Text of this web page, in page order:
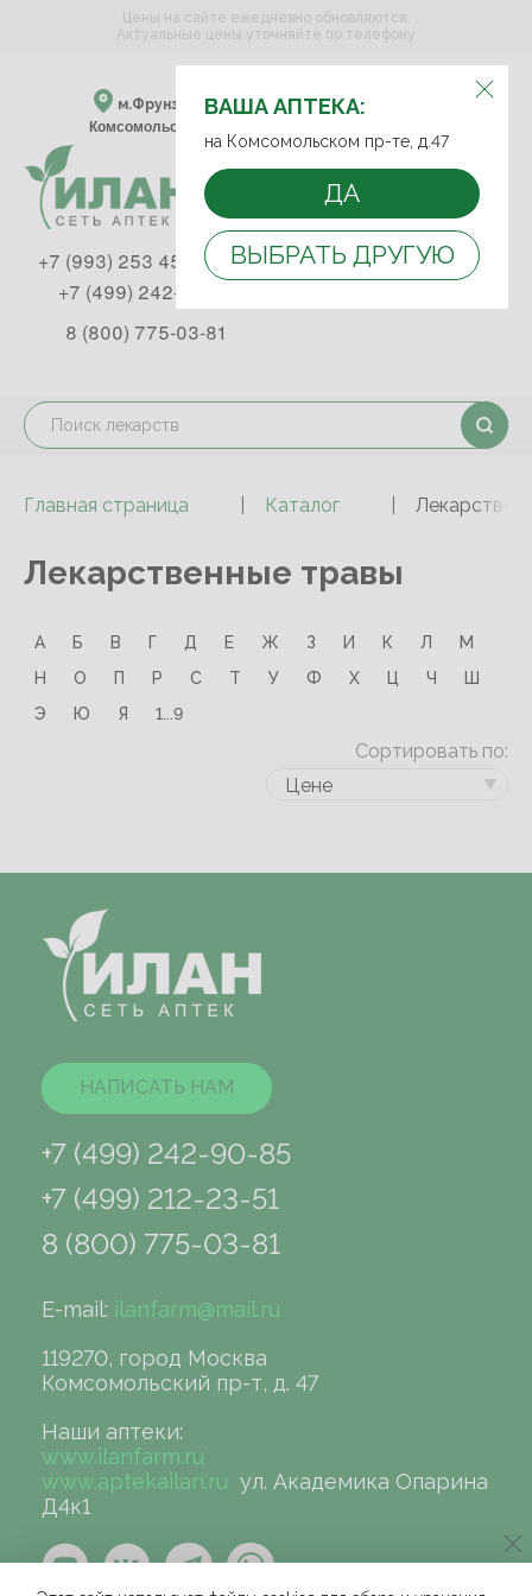
ВЫБЕРИТЕ АПТЕКУ:
м.Фрунзенская м.Спортивная
Комсомольский пр-т, д. 47
ВАША АПТЕКА:
на Комсомольском пр-те, д.47
ДА
ВЫБРАТЬ ДРУГУЮ
Цены на сайте ежедневно обновляются.
Актуальные цены уточняйте по телефону
+7 (993) 253 45 93
+7 (499) 242-90-85
8 (800) 775-03-81
Главная страница Каталог
Лекарственные травы
А Б В Г Д Е Ж З И К Л
М
Н
О П Р С Т У Ф Х Ц Ч
Ш
Э
Ю Я 1...9
Сортировать по:
Цене
НАПИСАТЬ НАМ
+7 (499) 242-90-85
+7 (499) 212-23-51
8 (800) 775-03-81
E-mail: ilanfarm@mail.ru
119270, город Москва
Комсомольский пр-т, д. 47
Наши аптеки:
www.ilanfarm.ru
www.aptekailan.ru ул. Академика Опарина
Д4к1